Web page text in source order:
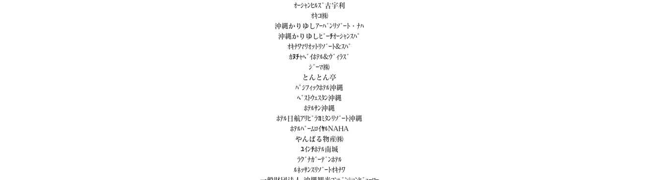
ｵｰｼｬﾝﾋﾙｽﾞ古宇利
ｵｷｺ㈱
沖縄かりゆしｱｰﾊﾞﾝﾘｿﾞｰﾄ・ﾅﾊ
沖縄かりゆしﾋﾞｰﾁｵｰｼｬﾝｽﾊﾟ
ｵｷﾅﾜﾏﾘｵｯﾄﾘｿﾞｰﾄ&ｽﾊﾟ
ｶﾇﾁｬﾍﾞｲﾎﾃﾙ&ｳﾞｨﾗｽﾞ
ｼﾞｰﾏ㈱
とんとん亭
ﾊﾟｼﾌｨｯｸﾎﾃﾙ沖縄
ﾍﾞｽﾄｳｪｽﾀﾝ沖縄
ﾎﾃﾙｻﾝ沖縄
ﾎﾃﾙ日航ｱﾘﾋﾞﾗﾖﾐﾀﾝﾘｿﾞｰﾄ沖縄
ﾎﾃﾙﾊﾟｰﾑﾛｲﾔﾙNAHA
やんばる物産㈱
ﾕｲﾝﾁﾎﾃﾙ南城
ﾗｸﾞﾅｶﾞｰﾃﾞﾝﾎﾃﾙ
ﾙﾈｯｻﾝｽﾘｿﾞｰﾄｵｷﾅﾜ